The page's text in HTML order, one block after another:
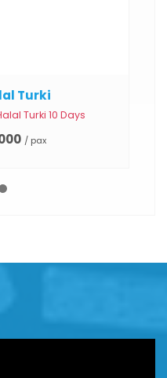
Turki
Turki 10 Days
/ pax